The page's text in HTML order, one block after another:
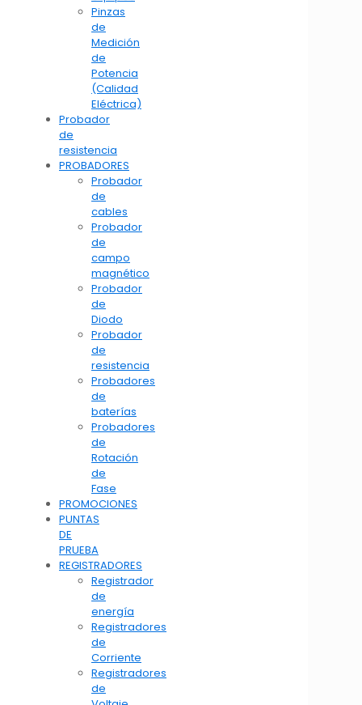
Pinzas
de
Medición
de
Potencia
(Calidad
Eléctrica)
Probador
de
resistencia
PROBADORES
Probador
de
cables
Probador
de
campo
magnético
Probador
de
Diodo
Probador
de
resistencia
Probadores
de
baterías
Probadores
de
Rotación
de
Fase
PROMOCIONES
PUNTAS
DE
PRUEBA
REGISTRADORES
Registrador
de
energía
Registradores
de
Corriente
Registradores
de